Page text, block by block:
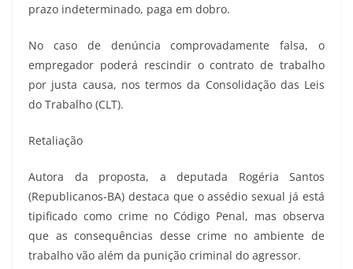
prazo indeterminado, paga em dobro.
No caso de denúncia comprovadamente falsa, o
empregador poderá rescindir o contrato de trabalho
por justa causa, nos termos da Consolidação das Leis
do Trabalho (CLT).
Retaliação
Autora da proposta, a deputada Rogéria Santos
(Republicanos-BA) destaca que o assédio sexual já está
tipificado como crime no Código Penal, mas observa
que as consequências desse crime no ambiente de
trabalho vão além da punição criminal do agressor.